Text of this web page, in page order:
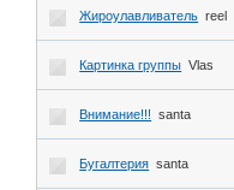
Жироулавливатель reel
Картинка группы Vlas
Внимание!!! santa
Бугалтерия santa